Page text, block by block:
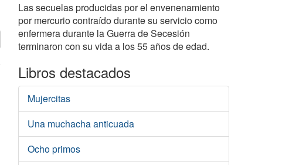
Las secuelas producidas por el envenenamiento
por mercurio contraído durante su servicio como
enfermera durante la Guerra de Secesión
terminaron con su vida a los 55 años de edad.
Libros destacados
Mujercitas
Una muchacha anticuada
Ocho primos